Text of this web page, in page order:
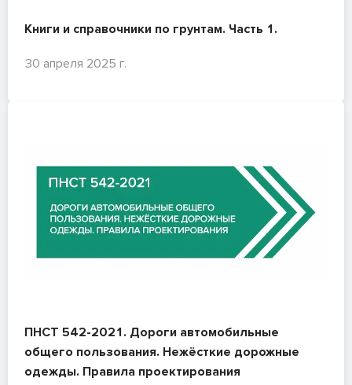
Книги и справочники по грунтам. Часть 1.
30 апреля 2025 г.
ПНСТ 542-2021. Дороги автомобильные
общего пользования. Нежёсткие дорожные
одежды. Правила проектирования